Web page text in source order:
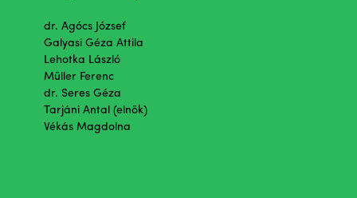
dr. Agócs József
Galyasi Géza Attila
Lehotka László
Müller Ferenc
dr. Seres Géza
Tarjáni Antal (elnök)
Vékás Magdolna